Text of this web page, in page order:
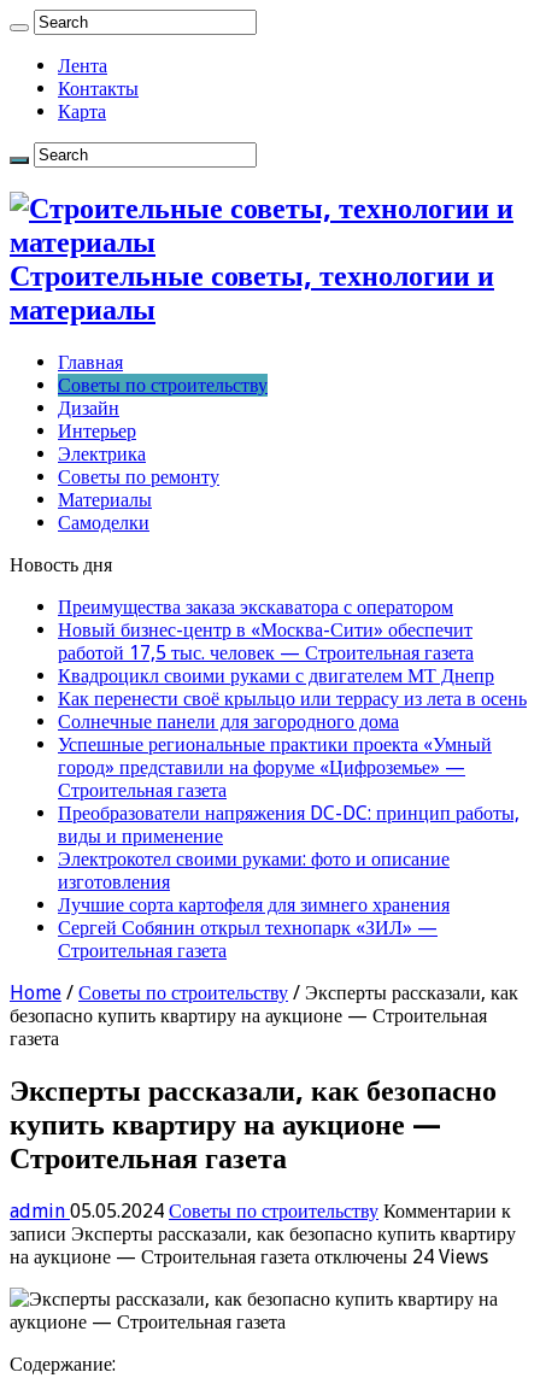
Лента
Контакты
Карта
Строительные советы, технологии и
материалы
Главная
Советы по строительству
Дизайн
Интерьер
Электрика
Советы по ремонту
Материалы
Самоделки
Новость дня
Преимущества заказа экскаватора с оператором
Новый бизнес-центр в «Москва-Сити» обеспечит
работой 17,5 тыс. человек — Строительная газета
Квадроцикл своими руками с двигателем МТ Днепр
Как перенести своё крыльцо или террасу из лета в осень
Солнечные панели для загородного дома
Успешные региональные практики проекта «Умный
город» представили на форуме «Цифроземье» —
Строительная газета
Преобразователи напряжения DC-DC: принцип работы,
виды и применение
Электрокотел своими руками: фото и описание
изготовления
Лучшие сорта картофеля для зимнего хранения
Сергей Собянин открыл технопарк «ЗИЛ» —
Строительная газета
Home / Советы по строительству / Эксперты рассказали, как
безопасно купить квартиру на аукционе — Строительная
газета
Эксперты рассказали, как безопасно
купить квартиру на аукционе —
Строительная газета
admin 05.05.2024 Советы по строительству Комментарии к
записи Эксперты рассказали, как безопасно купить квартиру
на аукционе — Строительная газета отключены 24 Views
Содержание: